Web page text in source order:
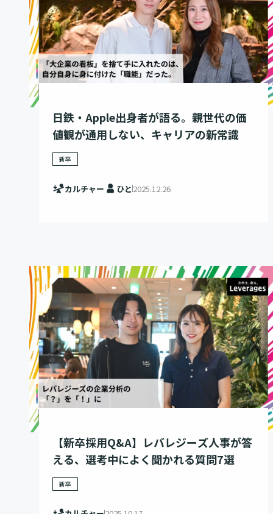
日鉄・Apple出身者が語る。親世代の価
値観が通用しない、キャリアの新常識
新卒
カルチャー ひと 2025.12.26
【新卒採用Q&A】レバレジーズ人事が答
える、選考中によく聞かれる質問7選
新卒